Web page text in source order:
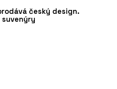
český design.